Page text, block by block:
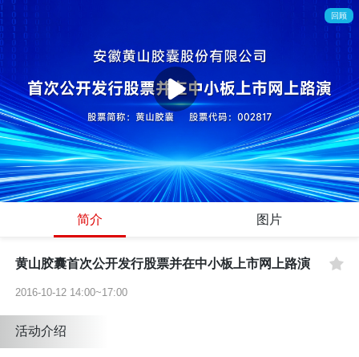
回顾
简介 图片
黄山胶囊首次公开发行股票并在中小板上市网上路演
2016-10-12 14:00~17:00
活动介绍